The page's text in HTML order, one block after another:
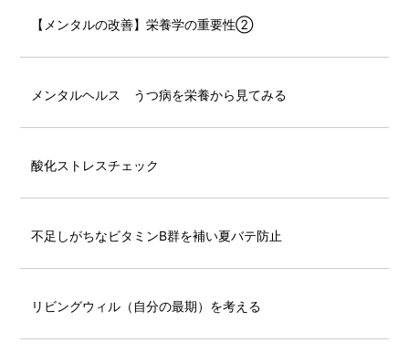
【メンタルの改善】栄養学の重要性②
メンタルヘルス うつ病を栄養から見てみる
酸化ストレスチェック
不足しがちなビタミンB群を補い夏バテ防止
リビングウィル（自分の最期）を考える